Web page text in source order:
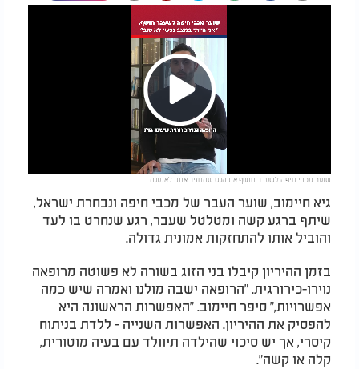
Play
Video
שוער מכבי חיפה לשעבר חושף את הנס שהחזיר אותו לאמונה
גיא חיימוב, שוער העבר של מכבי חיפה ונבחרת ישראל,
שיתף ברגע קשה ומטלטל שעבר, רגע שנחרט בו לעד
והוביל אותו להתחזקות אמונית גדולה.
בזמן ההיריון קיבלו בני הזוג בשורה לא פשוטה מרופאה
נוירו-כירורגית. "הרופאה ישבה מולנו ואמרה שיש כמה
אפשרויות," סיפר חיימוב. "האפשרות הראשונה היא
להפסיק את ההיריון. האפשרות השנייה - ללדת בניתוח
קיסרי, אך יש סיכוי שהילדה תיוולד עם בעיה מוטורית,
קלה או קשה."